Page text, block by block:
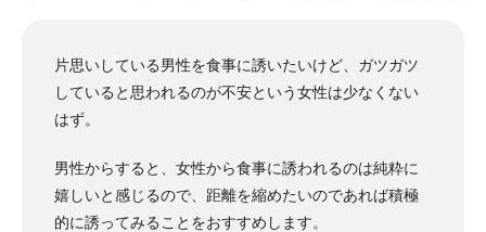
片思いしている男性を食事に誘いたいけど、ガツガツ
していると思われるのが不安という女性は少なくない
はず。
男性からすると、女性から食事に誘われるのは純粋に
嬉しいと感じるので、距離を縮めたいのであれば積極
的に誘ってみることをおすすめします。